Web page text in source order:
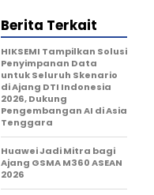
Berita Terkait
HIKSEMI Tampilkan Solusi
Penyimpanan Data
untuk Seluruh Skenario
di Ajang DTI Indonesia
2026, Dukung
Pengembangan AI di Asia
Tenggara
Huawei Jadi Mitra bagi
Ajang GSMA M360 ASEAN
2026